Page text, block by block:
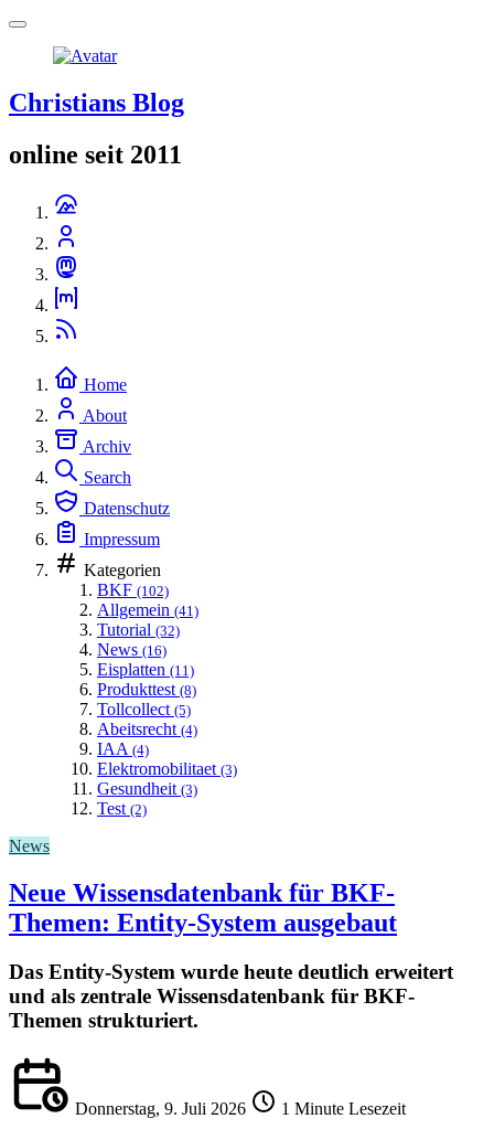
Christians Blog
online seit 2011
Home
About
Archiv
Search
Datenschutz
Impressum
Kategorien
BKF (102)
Allgemein (41)
Tutorial (32)
News (16)
Eisplatten (11)
Produkttest (8)
Tollcollect (5)
Abeitsrecht (4)
IAA (4)
Elektromobilitaet (3)
Gesundheit (3)
Test (2)
News
Neue Wissensdatenbank für BKF-
Themen: Entity-System ausgebaut
Das Entity-System wurde heute deutlich erweitert
und als zentrale Wissensdatenbank für BKF-
Themen strukturiert.
Donnerstag, 9. Juli 2026 1 Minute Lesezeit